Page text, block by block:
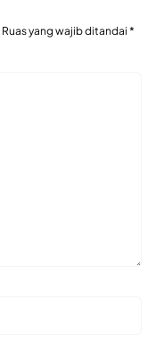
Ruas yang wajib ditandai *